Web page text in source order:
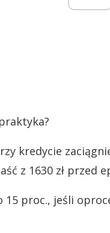
kredycie
z 1630 zł przed
15 proc., jeśli